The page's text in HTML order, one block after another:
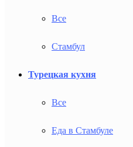
Все
Стамбул
Турецкая кухня
Все
Еда в Стамбуле